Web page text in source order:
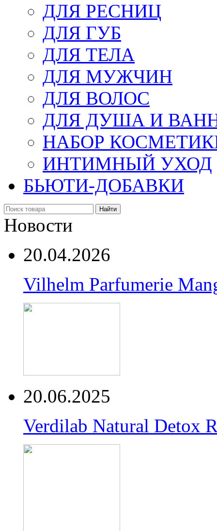
ДЛЯ РЕСНИЦ
ДЛЯ ГУБ
ДЛЯ ТЕЛА
ДЛЯ МУЖЧИН
ДЛЯ ВОЛОС
ДЛЯ ДУША И
НАБОР
ИНТИМНЫЙ УХОД
БЬЮТИ-ДОБАВКИ
Найти
Новости
20.04.2026
Vilhelm Parfumerie
20.06.2025
Verdilab Natural Detox